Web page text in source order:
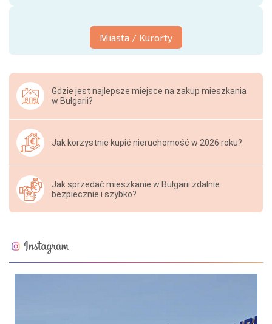
Miasta / Kurorty
Gdzie jest najlepsze miejsce na zakup mieszkania
w Bułgarii?
Jak korzystnie kupić nieruchomość w 2026 roku?
Jak sprzedać mieszkanie w Bułgarii zdalnie
bezpiecznie i szybko?